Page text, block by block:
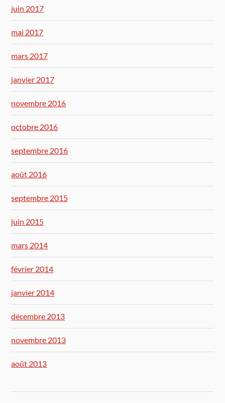
juin 2017
mai 2017
mars 2017
janvier 2017
novembre 2016
octobre 2016
septembre 2016
août 2016
septembre 2015
juin 2015
mars 2014
février 2014
janvier 2014
décembre 2013
novembre 2013
août 2013